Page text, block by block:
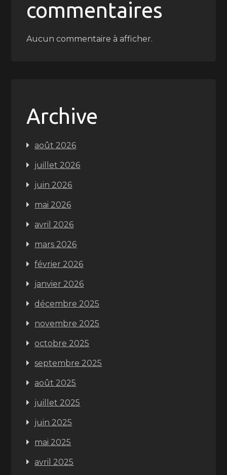
commentaires
Aucun commentaire à afficher.
Archive
août 2026
juillet 2026
juin 2026
mai 2026
avril 2026
mars 2026
février 2026
janvier 2026
décembre 2025
novembre 2025
octobre 2025
septembre 2025
août 2025
juillet 2025
juin 2025
mai 2025
avril 2025